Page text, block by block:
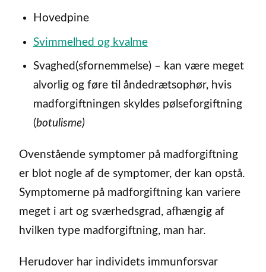
Hovedpine
Svimmelhed og kvalme
Svaghed(sfornemmelse) – kan være meget
alvorlig og føre til åndedrætsophør, hvis
madforgiftningen skyldes pølseforgiftning
(botulisme)
Ovenstående symptomer på madforgiftning
er blot nogle af de symptomer, der kan opstå.
Symptomerne på madforgiftning kan variere
meget i art og sværhedsgrad, afhængig af
hvilken type madforgiftning, man har.
Herudover har individets immunforsvar